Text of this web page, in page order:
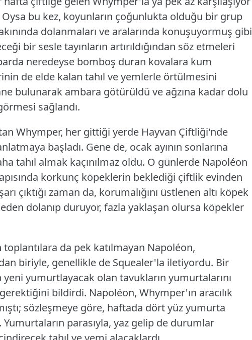
Oysa bu kez, koyunların çoğunlukta olduğu bir grup
dolanmaları ve aralarında konuşuyormuş gibi
bir sesle tayınların artırıldığından söz etmeleri
neredeyse bomboş duran kovalara kum
de elde kalan tahıl ve yemlerle örtülmesini
bulunarak ambara götürüldü ve ağzına kadar dolu
sağlandı.
Whymper, her gittiği yerde Hayvan Çiftliği'nde
başladı. Gene de, ocak ayının sonlarına
tahıl almak kaçınılmaz oldu. O günlerde Napoléon
korkunç köpeklerin beklediği çiftlik evinden
çıktığı zaman da, korumalığını üstlenen altı köpek
dolanıp duruyor, fazla yaklaşan olursa köpekler
toplantılara da pek katılmayan Napoléon,
biriyle, genellikle de Squealer'la iletiyordu. Bir
yeni yumurtlayacak olan tavukların yumurtalarını
bildirdi. Napoléon, Whymper'ın aracılık
sözleşmeye göre, haftada dört yüz yumurta
Yumurtaların parasıyla, yaz gelip de durumlar